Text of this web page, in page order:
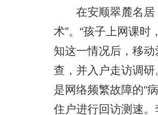
在安顺翠麓名居
术”。“孩子上网课
知这一情况后，移
查，并入户走访调
是网络频繁故障的“
住户进行回访测速